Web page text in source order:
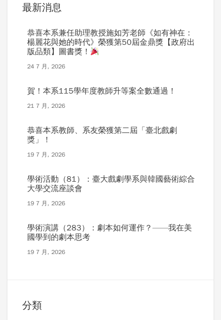
最新消息
恭喜本系兼任助理教授施如芳老師《如有神在：
楊麗花與她的時代》榮獲第50屆金鼎獎【政府出
版品類】圖書獎！
24 7 月, 2026
賀！本系115學年度教師升等案全數通過！
21 7 月, 2026
恭喜本系教師、系友榮獲第二屆「臺北戲劇
獎」！
19 7 月, 2026
學術活動（81）：臺大戲劇學系與韓國藝術綜合
大學交流座談會
19 7 月, 2026
學術演講（283）：劇本如何運作？——我在美
國學到的劇本思考
19 7 月, 2026
分類